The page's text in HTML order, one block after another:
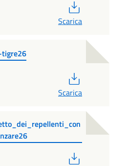
Scarica
tigre26
Scarica